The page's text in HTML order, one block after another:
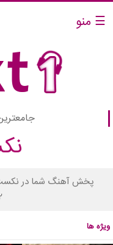
☰ منو
پخش آهنگ شما در
ویژه ها